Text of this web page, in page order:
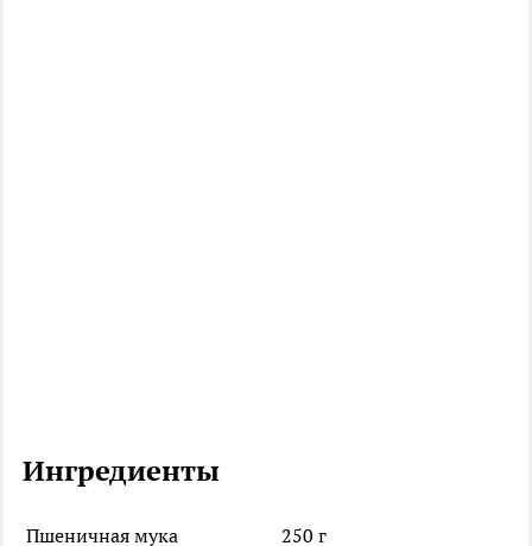
Ингредиенты
Пшеничная мука
250 г